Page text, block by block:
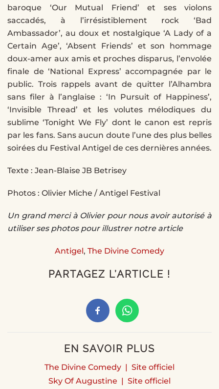
baroque ‘Our Mutual Friend’ et ses violons
saccadés, à l’irrésistiblement rock ‘Bad
Ambassador’, au doux et nostalgique ‘A Lady of a
Certain Age’, ‘Absent Friends’ et son hommage
doux-amer aux amis et proches disparus, l’envolée
finale de ‘National Express’ accompagnée par le
public. Trois rappels avant de quitter l’Alhambra
sans filer à l’anglaise : ‘In Pursuit of Happiness’,
‘Invisible Thread’ et les volutes mélodiques du
sublime ‘Tonight We Fly’ dont le canon est repris
par les fans. Sans aucun doute l’une des plus belles
soirées du Festival Antigel de ces dernières années.
Texte : Jean-Blaise JB Betrisey
Photos : Olivier Miche / Antigel Festival
Un grand merci à Olivier pour nous avoir autorisé à
utiliser ses photos pour illustrer notre article
Antigel, The Divine Comedy
PARTAGEZ L’ARTICLE !
EN SAVOIR PLUS
The Divine Comedy | Site officiel
Sky Of Augustine | Site officiel